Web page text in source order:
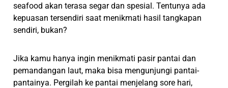
seafood akan terasa segar dan spesial. Tentunya ada
kepuasan tersendiri saat menikmati hasil tangkapan
sendiri, bukan?
Jika kamu hanya ingin menikmati pasir pantai dan
pemandangan laut, maka bisa mengunjungi pantai-
pantainya. Pergilah ke pantai menjelang sore hari,